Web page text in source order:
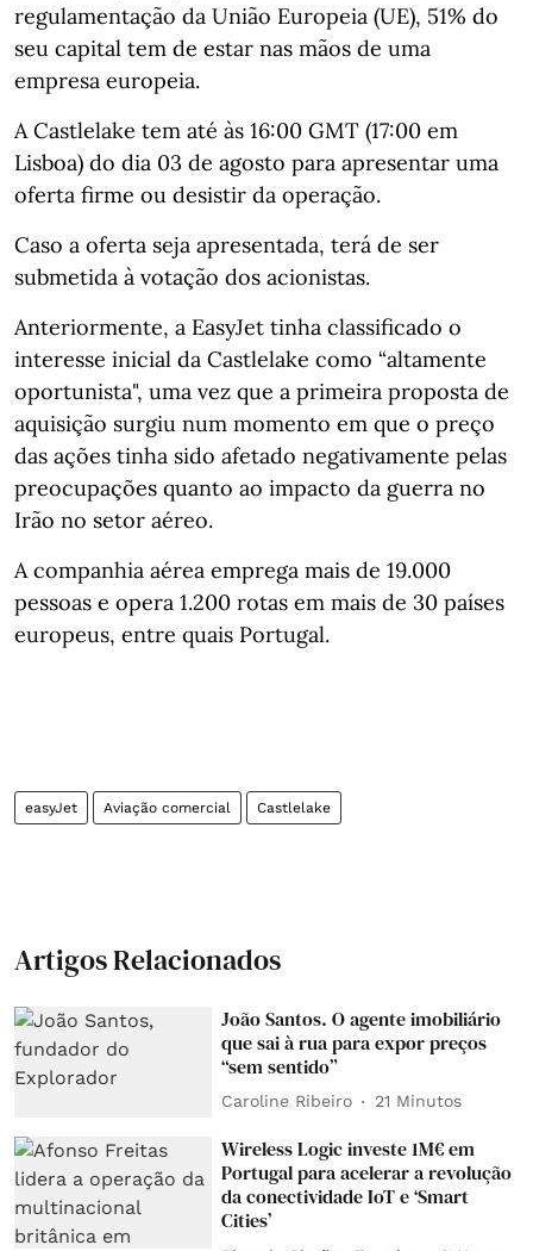
regulamentação da União Europeia (UE), 51% do
seu capital tem de estar nas mãos de uma
empresa europeia.
A Castlelake tem até às 16:00 GMT (17:00 em
Lisboa) do dia 03 de agosto para apresentar uma
oferta firme ou desistir da operação.
Caso a oferta seja apresentada, terá de ser
submetida à votação dos acionistas.
Anteriormente, a EasyJet tinha classificado o
interesse inicial da Castlelake como “altamente
oportunista", uma vez que a primeira proposta de
aquisição surgiu num momento em que o preço
das ações tinha sido afetado negativamente pelas
preocupações quanto ao impacto da guerra no
Irão no setor aéreo.
A companhia aérea emprega mais de 19.000
pessoas e opera 1.200 rotas em mais de 30 países
europeus, entre quais Portugal.
easyJet Aviação comercial Castlelake
Artigos Relacionados
João Santos. O agente imobiliário
que sai à rua para expor preços
“sem sentido”
Caroline Ribeiro 21 Minutos
Wireless Logic investe 1M€ em
Portugal para acelerar a revolução
da conectividade IoT e ‘Smart
Cities’